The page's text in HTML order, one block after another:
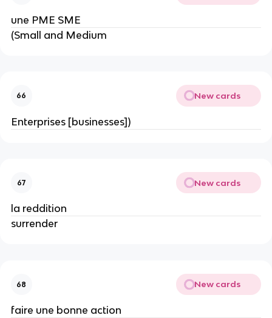
une PME SME
(Small and Medium
66 New cards
Enterprises [businesses])
67 New cards
la reddition
surrender
68 New cards
faire une bonne action